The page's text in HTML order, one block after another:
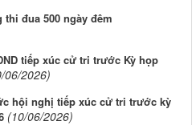
đua 500 ngày đêm
tiếp xúc cử tri trước Kỳ họp
06/2026)
hội nghị tiếp xúc cử tri trước kỳ
(10/06/2026)
09/8/2026